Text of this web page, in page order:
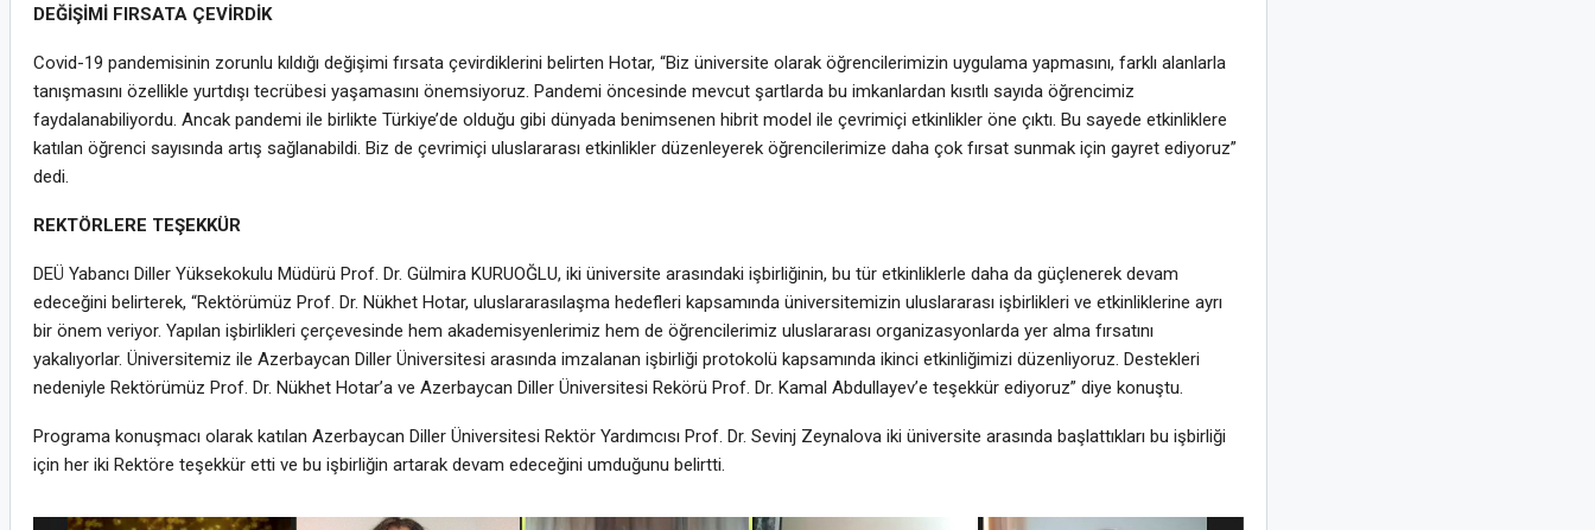
DEĞİŞİMİ FIRSATA ÇEVİRDİK
Covid-19 pandemisinin zorunlu kıldığı değişimi fırsata çevirdiklerini belirten Hotar, “Biz üniversite olarak öğrencilerimizin uygulama yapmasını, farklı alanlarla
tanışmasını özellikle yurtdışı tecrübesi yaşamasını önemsiyoruz. Pandemi öncesinde mevcut şartlarda bu imkanlardan kısıtlı sayıda öğrencimiz
faydalanabiliyordu. Ancak pandemi ile birlikte Türkiye’de olduğu gibi dünyada benimsenen hibrit model ile çevrimiçi etkinlikler öne çıktı. Bu sayede etkinliklere
katılan öğrenci sayısında artış sağlanabildi. Biz de çevrimiçi uluslararası etkinlikler düzenleyerek öğrencilerimize daha çok fırsat sunmak için gayret ediyoruz”
dedi.
REKTÖRLERE TEŞEKKÜR
DEÜ Yabancı Diller Yüksekokulu Müdürü Prof. Dr. Gülmira KURUOĞLU, iki üniversite arasındaki işbirliğinin, bu tür etkinliklerle daha da güçlenerek devam
edeceğini belirterek, “Rektörümüz Prof. Dr. Nükhet Hotar, uluslararasılaşma hedefleri kapsamında üniversitemizin uluslararası işbirlikleri ve etkinliklerine ayrı
bir önem veriyor. Yapılan işbirlikleri çerçevesinde hem akademisyenlerimiz hem de öğrencilerimiz uluslararası organizasyonlarda yer alma fırsatını
yakalıyorlar. Üniversitemiz ile Azerbaycan Diller Üniversitesi arasında imzalanan işbirliği protokolü kapsamında ikinci etkinliğimizi düzenliyoruz. Destekleri
nedeniyle Rektörümüz Prof. Dr. Nükhet Hotar’a ve Azerbaycan Diller Üniversitesi Rekörü Prof. Dr. Kamal Abdullayev’e teşekkür ediyoruz” diye konuştu.
Programa konuşmacı olarak katılan Azerbaycan Diller Üniversitesi Rektör Yardımcısı Prof. Dr. Sevinj Zeynalova iki üniversite arasında başlattıkları bu işbirliği
için her iki Rektöre teşekkür etti ve bu işbirliğin artarak devam edeceğini umduğunu belirtti.